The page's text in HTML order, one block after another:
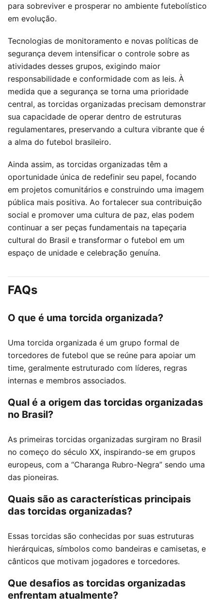
para sobreviver e prosperar no ambiente futebolístico
em evolução.
Tecnologias de monitoramento e novas políticas de
segurança devem intensificar o controle sobre as
atividades desses grupos, exigindo maior
responsabilidade e conformidade com as leis. À
medida que a segurança se torna uma prioridade
central, as torcidas organizadas precisam demonstrar
sua capacidade de operar dentro de estruturas
regulamentares, preservando a cultura vibrante que é
a alma do futebol brasileiro.
Ainda assim, as torcidas organizadas têm a
oportunidade única de redefinir seu papel, focando
em projetos comunitários e construindo uma imagem
pública mais positiva. Ao fortalecer sua contribuição
social e promover uma cultura de paz, elas podem
continuar a ser peças fundamentais na tapeçaria
cultural do Brasil e transformar o futebol em um
espaço de unidade e celebração genuína.
FAQs
O que é uma torcida organizada?
Uma torcida organizada é um grupo formal de
torcedores de futebol que se reúne para apoiar um
time, geralmente estruturado com líderes, regras
internas e membros associados.
Qual é a origem das torcidas organizadas
no Brasil?
As primeiras torcidas organizadas surgiram no Brasil
no começo do século XX, inspirando-se em grupos
europeus, com a “Charanga Rubro-Negra” sendo uma
das pioneiras.
Quais são as características principais
das torcidas organizadas?
Essas torcidas são conhecidas por suas estruturas
hierárquicas, símbolos como bandeiras e camisetas, e
cânticos que motivam jogadores e torcedores.
Que desafios as torcidas organizadas
enfrentam atualmente?